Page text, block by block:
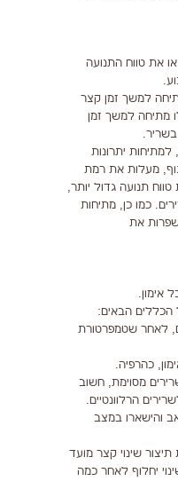
את טווח התנועה
למשך זמן קצר
מתיחה למשך זמן
בשריר.
יתרונות
מעלות את רמת
תנועה גדול יותר,
כמו כן, מתיחות
את
אימון.
הכללים הבאים:
לאחר שטמפרטורת
כהרפיה.
מסוימת, חשוב
הרלוונטיים.
והישארו במצב
למשך כ-10 שניות תיצור שינוי קצר מועד
יחלוף לאחר כמה